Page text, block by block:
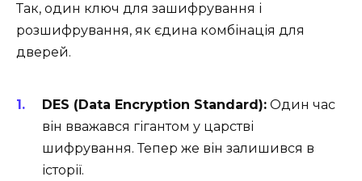
Так, один ключ для зашифрування і
розшифрування, як єдина комбінація для
дверей.
DES (Data Encryption Standard): Один час
він вважався гігантом у царстві
шифрування. Тепер же він залишився в
історії.